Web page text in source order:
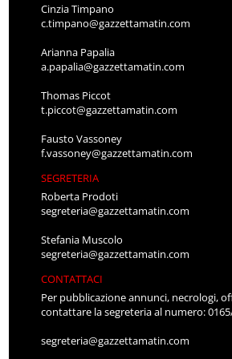
Cinzia Timpano
c.timpano@gazzettamatin.com
Arianna Papalia
a.papalia@gazzettamatin.com
Thomas Piccot
t.piccot@gazzettamatin.com
Fausto Vassoney
f.vassoney@gazzettamatin.com
SEGRETERIA
Roberta Prodoti
segreteria@gazzettamatin.com
Stefania Muscolo
segreteria@gazzettamatin.com
CONTATTACI
Per pubblicazione annunci, necrologi,
contattare la segreteria al numero:
segreteria@gazzettamatin.com